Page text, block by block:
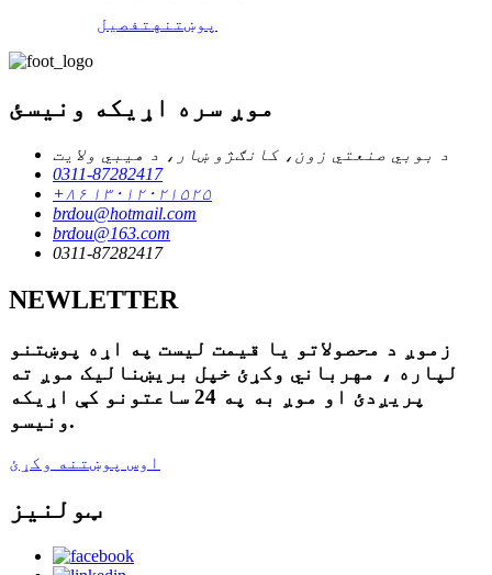
پوښتنه تفصیل
موږ سره اړیکه ونیسئ
د بوبي صنعتي زون، کانګژو ښار، د هیبي ولایت
0311-87282417
+۸۶ ۱۳۰۱۲۰۲۱۵۲۵
brdou@hotmail.com
brdou@163.com
0311-87282417
NEWLETTER
زموږ د محصولاتو یا قیمت لیست په اړه پوښتنو
لپاره ، مهرباني وکړئ خپل بریښنالیک موږ ته
پریږدئ او موږ به په 24 ساعتونو کې اړیکه
ونیسو.
اوس پوښتنه وکړئ
ټولنیز